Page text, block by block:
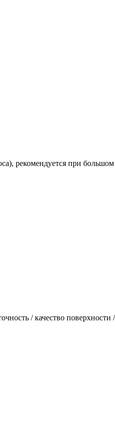
рекомендуется при
/ качество поверхности /